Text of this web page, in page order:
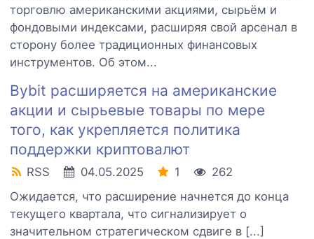
торговлю американскими акциями, сырьём и
фондовыми индексами, расширяя свой арсенал в
сторону более традиционных финансовых
инструментов. Об этом...
Bybit расширяется на американские
акции и сырьевые товары по мере
того, как укрепляется политика
поддержки криптовалют
RSS 04.05.2025 1
262
Ожидается, что расширение начнется до конца
текущего квартала, что сигнализирует о
значительном стратегическом сдвиге в [...]